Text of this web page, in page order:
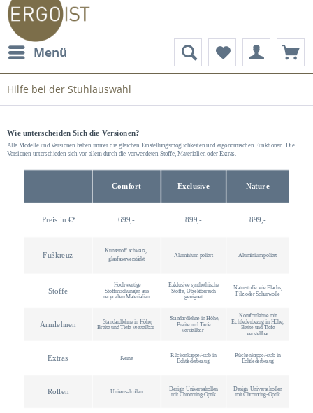
Menü
Hilfe bei der Stuhlauswahl
Comfort Exclusive Nature
Preis in €* 699,- 899,- 899,-
Fußkreuz
Kunststoff schwarz,
glasfaserverstärkt
Aluminium poliert Aluminium poliert
Stoffe
Hochwertige
Stoffmischungen aus
recycelten Materialien
Exklusive synthethische
Stoffe, Objektbereich
geeignet
Naturstoffe wie Flachs,
Filz oder Schurwolle
Armlehnen
Standardlehne in Höhe,
Breite und Tiefe verstellbar
Standardlehne in Höhe,
Breite und Tiefe
verstellbar
Komfortlehne mit
Echtlederbezug in Höhe,
Breite und Tiefe
verstellbar
Extras Keine
Rückenkappe/-stab in
Echtlederbezug
Rückenkappe/-stab in
Echtlederbezug
Rollen Universalrollen
Design-Universalrollen
mit Chromring-Optik
Design-Universalrollen
mit Chromring-Optik
Wie unterscheiden Sich die Versionen?
Alle Modelle und Versionen haben immer die gleichen Einstellungsmöglichkeiten und ergonomischen Funktionen. Die
Versionen unterschieden sich vor allem durch die verwendeten Stoffe, Materialien oder Extras.